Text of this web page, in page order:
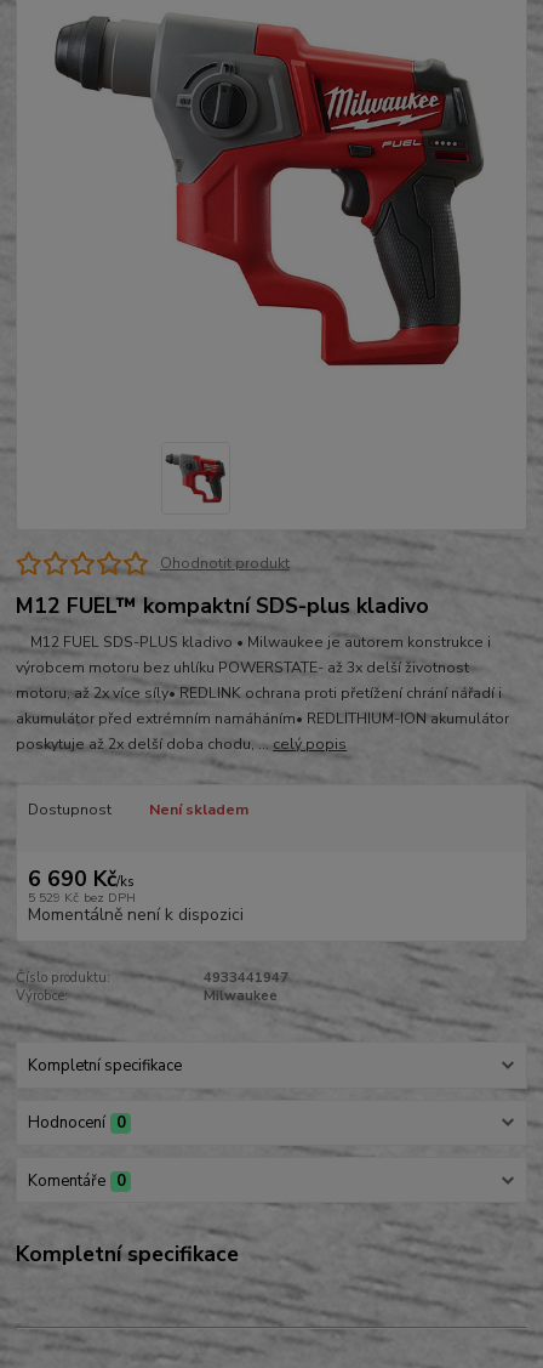
Ohodnotit produkt
M12 FUEL™ kompaktní SDS-plus kladivo
M12 FUEL SDS-PLUS kladivo • Milwaukee je autorem konstrukce i
výrobcem motoru bez uhlíku POWERSTATE- až 3x delší životnost
motoru, až 2x více síly• REDLINK ochrana proti přetížení chrání nářadí i
akumulátor před extrémním namáháním• REDLITHIUM-ION akumulátor
poskytuje až 2x delší doba chodu, ... celý popis
Dostupnost Není skladem
6 690 Kč/ks
5 529 Kč bez DPH
Momentálně není k dispozici
Číslo produktu:
4933441947
Výrobce:
Milwaukee
Kompletní specifikace
Hodnocení 0
Komentáře 0
Kompletní specifikace